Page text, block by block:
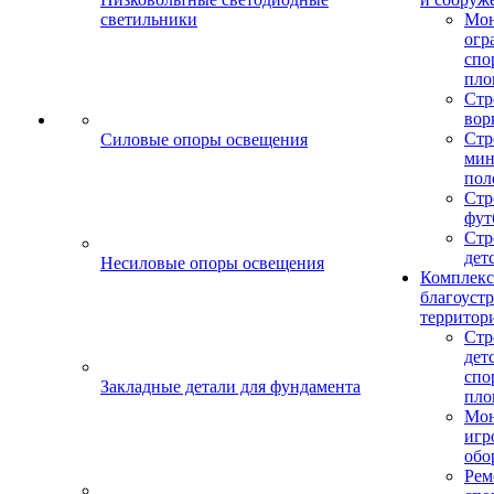
светильники
Силовые опоры освещения
Несиловые опоры освещения
Закладные детали для фундамента